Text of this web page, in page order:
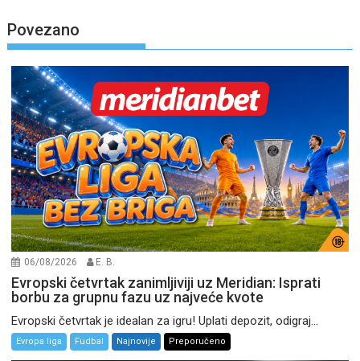
Povezano
06/08/2026 E. B.
Evropski četvrtak zanimljiviji uz Meridian: Isprati
borbu za grupnu fazu uz najveće kvote
Evropski četvrtak je idealan za igru! Uplati depozit, odigraj...
Evropa liga Fudbal Najnovije Preporučeno